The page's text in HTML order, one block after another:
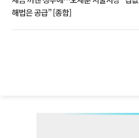
해법은 공급” [종합]